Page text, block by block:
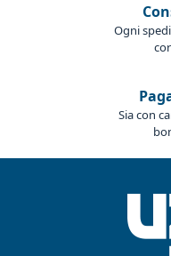
Ogni
Sia con